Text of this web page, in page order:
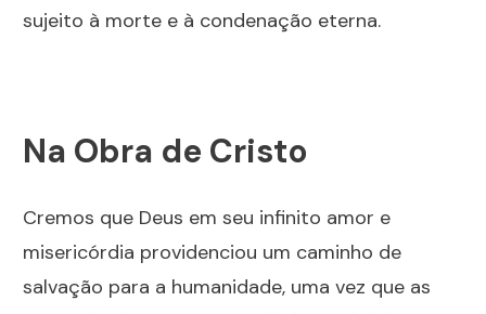
sujeito à morte e à condenação eterna.
Na Obra de Cristo
Cremos que Deus em seu infinito amor e
misericórdia providenciou um caminho de
salvação para a humanidade, uma vez que as